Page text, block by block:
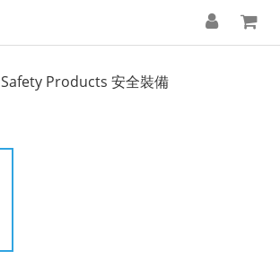
Safety Products 安全裝備